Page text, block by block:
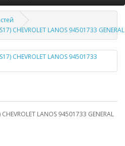
CHEVROLET LANOS 94501733
LANOS 94501733 GENERAL